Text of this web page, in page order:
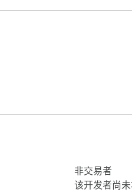
非交易者
该开发者尚